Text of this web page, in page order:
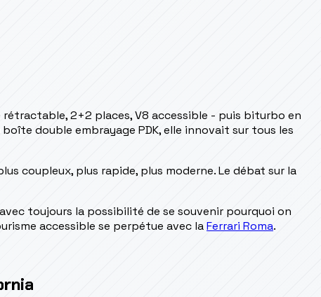
2+2 places, V8 accessible - puis biturbo en
double embrayage PDK, elle innovait sur tous les
coupleux, plus rapide, plus moderne. Le débat sur la
toujours la possibilité de se souvenir pourquoi on
accessible se perpétue avec laFerrari Roma.